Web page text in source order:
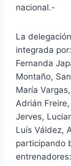
nacional.-
La
integrada
Fernanda
Montaño,
María
Adrián
Jerves,
Luís Váldez,
participando